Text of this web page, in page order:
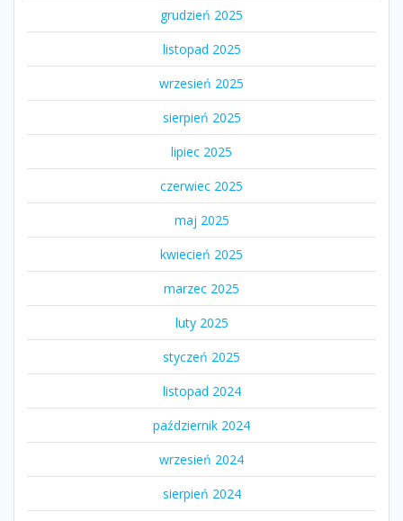
grudzień 2025
listopad 2025
wrzesień 2025
sierpień 2025
lipiec 2025
czerwiec 2025
maj 2025
kwiecień 2025
marzec 2025
luty 2025
styczeń 2025
listopad 2024
październik 2024
wrzesień 2024
sierpień 2024